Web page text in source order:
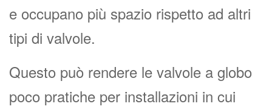
e occupano più spazio rispetto ad altri
tipi di valvole.
Questo può rendere le valvole a globo
poco pratiche per installazioni in cui